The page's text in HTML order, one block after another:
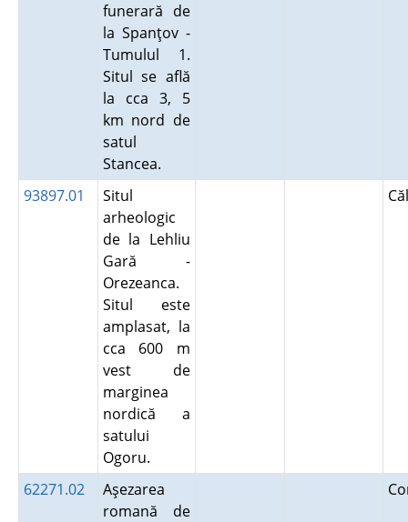
funerară de
la Spanţov -
Tumulul 1.
Situl se află
la cca 3, 5
km nord de
satul
Stancea.
93897.01
Situl
arheologic
de la Lehliu
Gară -
Orezeanca.
Situl este
amplasat, la
cca 600 m
vest de
marginea
nordică a
satului
Ogoru.
62271.02
Aşezarea
romană de